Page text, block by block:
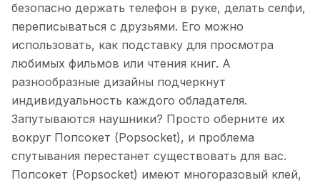
безопасно держать телефон в руке, делать селфи,
переписываться с друзьями. Его можно
использовать, как подставку для просмотра
любимых фильмов или чтения книг. А
разнообразные дизайны подчеркнут
индивидуальность каждого обладателя.
Запутываются наушники? Просто оберните их
вокруг Попсокет (Popsocket), и проблема
спутывания перестанет существовать для вас.
Попсокет (Popsocket) имеют многоразовый клей,